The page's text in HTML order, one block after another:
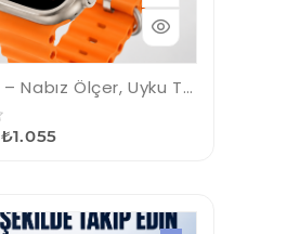
Akıllı Saat – Nabız Ölçer, Uyku Takibi, GPS, Suya Dayanıklı Tasarım
₺1.055